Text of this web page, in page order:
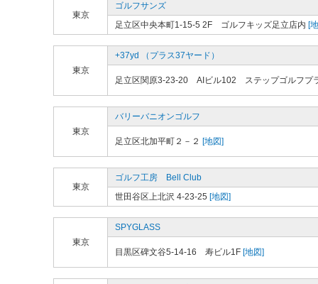
東京
ゴルフサンズ
足立区中央本町1-15-5 2F ゴルフキッズ足立店内 [
東京
+37yd （プラス37ヤード）
足立区関原3-23-20 AIビル102 ステップゴルフプ
東京
バリーバニオンゴルフ
足立区北加平町２－２ [地図]
東京
ゴルフ工房 Bell Club
世田谷区上北沢 4-23-25 [地図]
東京
SPYGLASS
目黒区碑文谷5-14-16 寿ビル1F [地図]